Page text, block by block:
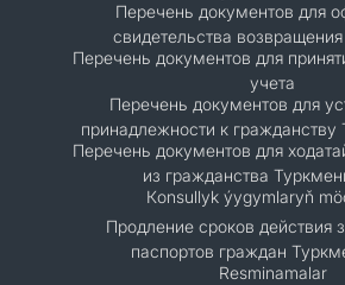
Перечень документов для
свидетельства возвращения
Перечень документов для
учета
Перечень документов для
принадлежности к гражданству
Перечень документов для
из гражданства
Кonsullyk ýygymlaryň
Продление сроков действия
паспортов граждан
Resminamalar